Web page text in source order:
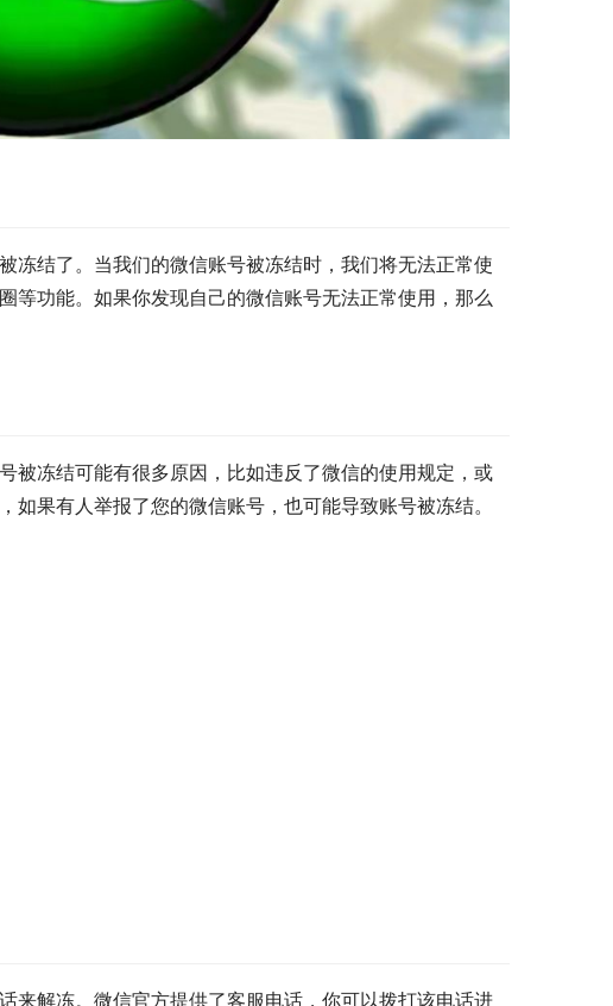
冻结了。当我们的微信账号被冻结时，我们将无法正常使
等功能。如果你发现自己的微信账号无法正常使用，那么
被冻结可能有很多原因，比如违反了微信的使用规定，或
果有人举报了您的微信账号，也可能导致账号被冻结。
来解冻。微信官方提供了客服电话，你可以拨打该电话进